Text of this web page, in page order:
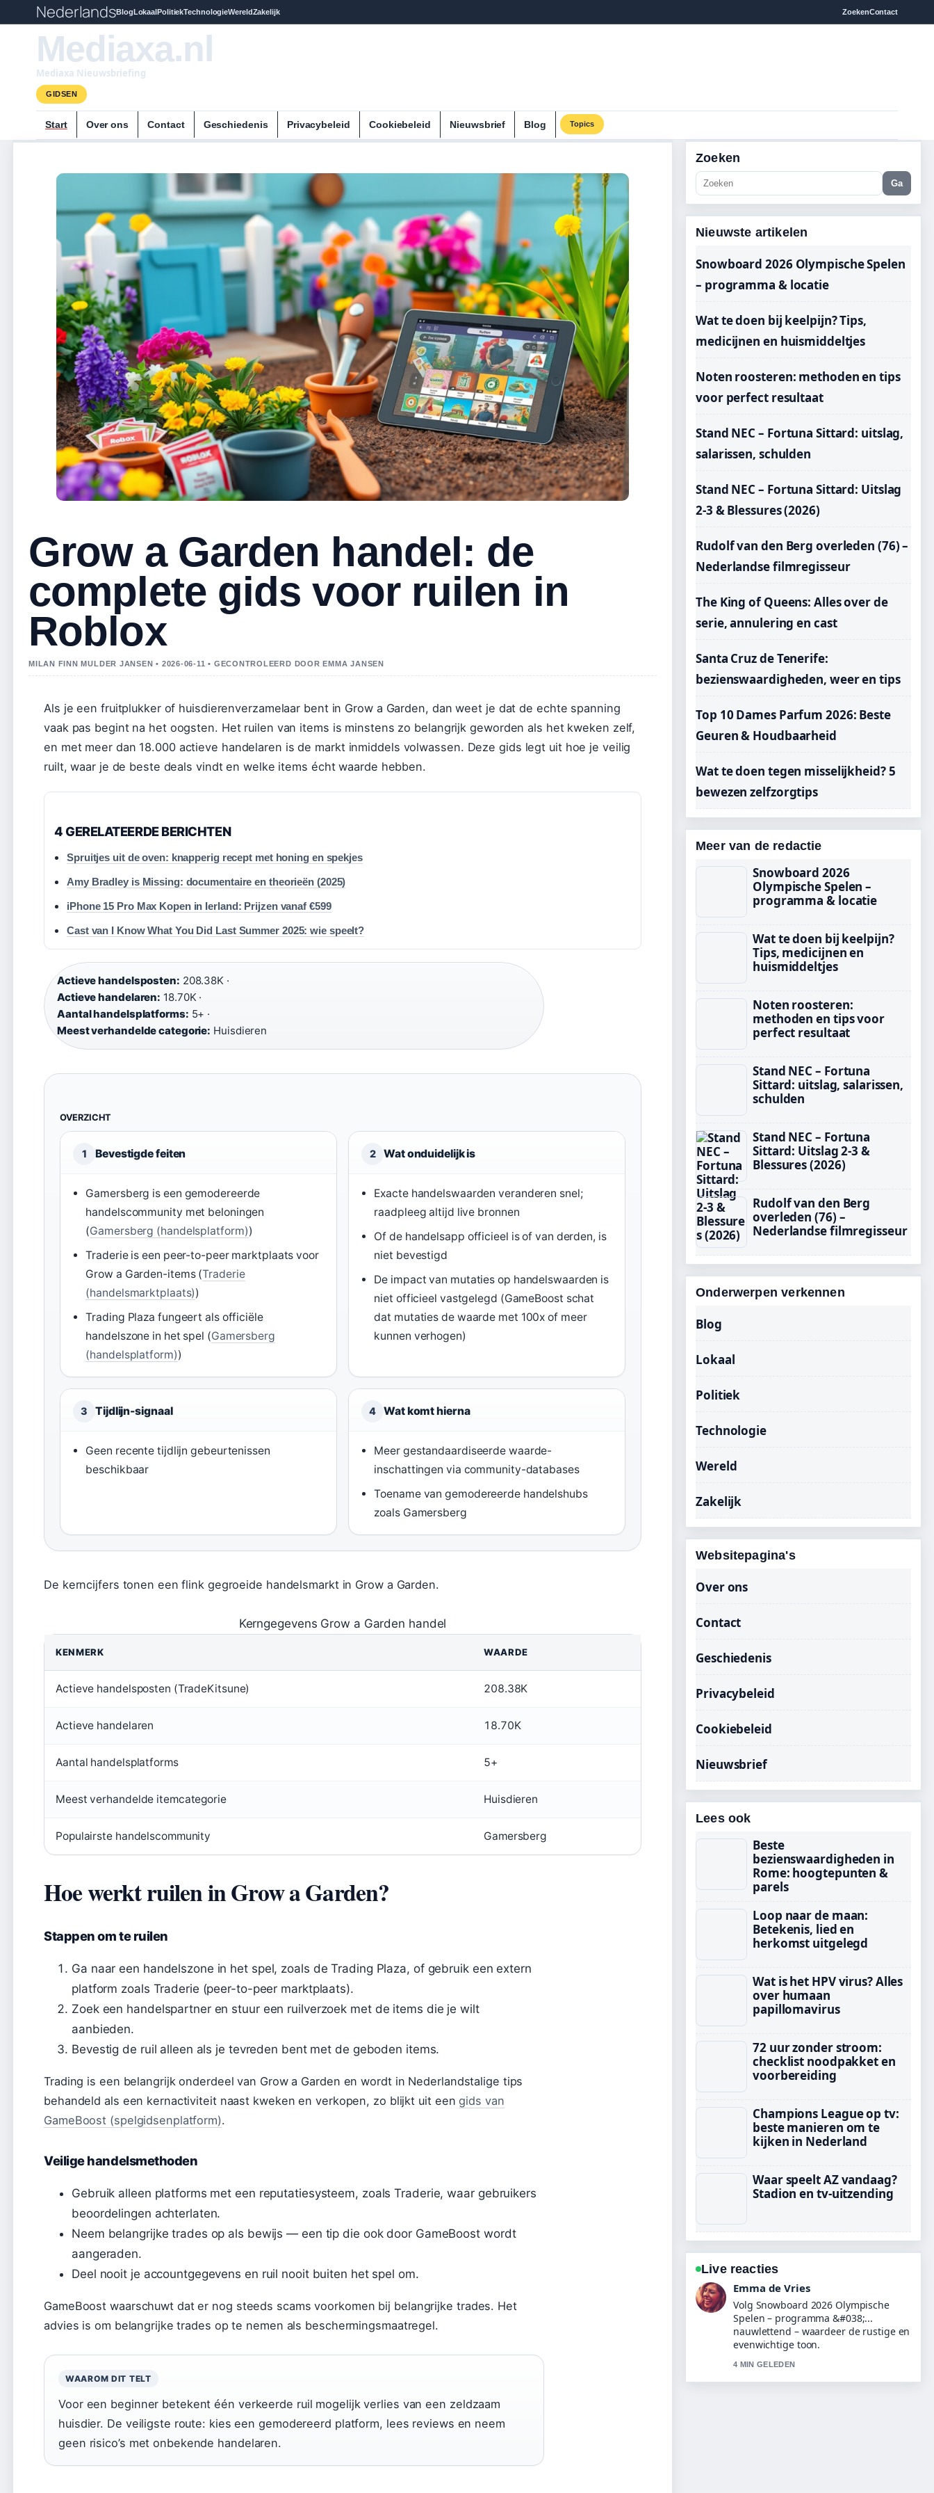
NederlandsBlogLokaalPolitiekTechnologieWereldZakelijk ZoekenContact
Mediaxa.nl
Mediaxa Nieuwsbriefing
GIDSEN
Start Over ons Contact Geschiedenis Privacybeleid Cookiebeleid Nieuwsbrief Blog Topics
Grow a Garden handel: de
complete gids voor ruilen in
Roblox
MILAN FINN MULDER JANSEN • 2026-06-11 • GECONTROLEERD DOOR EMMA JANSEN
Als je een fruitplukker of huisdierenverzamelaar bent in Grow a Garden, dan weet je dat de echte spanning
vaak pas begint na het oogsten. Het ruilen van items is minstens zo belangrijk geworden als het kweken zelf,
en met meer dan 18.000 actieve handelaren is de markt inmiddels volwassen. Deze gids legt uit hoe je veilig
ruilt, waar je de beste deals vindt en welke items écht waarde hebben.
4 GERELATEERDE BERICHTEN
Spruitjes uit de oven: knapperig recept met honing en spekjes
Amy Bradley is Missing: documentaire en theorieën (2025)
iPhone 15 Pro Max Kopen in Ierland: Prijzen vanaf €599
Cast van I Know What You Did Last Summer 2025: wie speelt?
Actieve handelsposten: 208.38K ·
Actieve handelaren: 18.70K ·
Aantal handelsplatforms: 5+ ·
Meest verhandelde categorie: Huisdieren
OVERZICHT
1 Bevestigde feiten
Gamersberg is een gemodereerde
handelscommunity met beloningen
(Gamersberg (handelsplatform))
Traderie is een peer-to-peer marktplaats voor
Grow a Garden-items (Traderie
(handelsmarktplaats))
Trading Plaza fungeert als officiële
handelszone in het spel (Gamersberg
(handelsplatform))
2 Wat onduidelijk is
Exacte handelswaarden veranderen snel;
raadpleeg altijd live bronnen
Of de handelsapp officieel is of van derden, is
niet bevestigd
De impact van mutaties op handelswaarden is
niet officieel vastgelegd (GameBoost schat
dat mutaties de waarde met 100x of meer
kunnen verhogen)
3 Tijdlijn-signaal
Geen recente tijdlijn gebeurtenissen
beschikbaar
4 Wat komt hierna
Meer gestandaardiseerde waarde-
inschattingen via community-databases
Toename van gemodereerde handelshubs
zoals Gamersberg
De kerncijfers tonen een flink gegroeide handelsmarkt in Grow a Garden.
Kerngegevens Grow a Garden handel
KENMERK WAARDE
Actieve handelsposten (TradeKitsune) 208.38K
Actieve handelaren 18.70K
Aantal handelsplatforms 5+
Meest verhandelde itemcategorie Huisdieren
Populairste handelscommunity Gamersberg
Hoe werkt ruilen in Grow a Garden?
Stappen om te ruilen
Ga naar een handelszone in het spel, zoals de Trading Plaza, of gebruik een extern
platform zoals Traderie (peer-to-peer marktplaats).
Zoek een handelspartner en stuur een ruilverzoek met de items die je wilt
aanbieden.
Bevestig de ruil alleen als je tevreden bent met de geboden items.
Trading is een belangrijk onderdeel van Grow a Garden en wordt in Nederlandstalige tips
behandeld als een kernactiviteit naast kweken en verkopen, zo blijkt uit eengids van
GameBoost (spelgidsenplatform).
Veilige handelsmethoden
Gebruik alleen platforms met een reputatiesysteem, zoals Traderie, waar gebruikers
beoordelingen achterlaten.
Neem belangrijke trades op als bewijs — een tip die ook door GameBoost wordt
aangeraden.
Deel nooit je accountgegevens en ruil nooit buiten het spel om.
GameBoost waarschuwt dat er nog steeds scams voorkomen bij belangrijke trades. Het
advies is om belangrijke trades op te nemen als beschermingsmaatregel.
WAAROM DIT TELT
Voor een beginner betekent één verkeerde ruil mogelijk verlies van een zeldzaam
huisdier. De veiligste route: kies een gemodereerd platform, lees reviews en neem
geen risico’s met onbekende handelaren.
Zoeken
Ga
Nieuwste artikelen
Snowboard 2026 Olympische Spelen
– programma & locatie
Wat te doen bij keelpijn? Tips,
medicijnen en huismiddeltjes
Noten roosteren: methoden en tips
voor perfect resultaat
Stand NEC – Fortuna Sittard: uitslag,
salarissen, schulden
Stand NEC – Fortuna Sittard: Uitslag
2-3 & Blessures (2026)
Rudolf van den Berg overleden (76) –
Nederlandse filmregisseur
The King of Queens: Alles over de
serie, annulering en cast
Santa Cruz de Tenerife:
bezienswaardigheden, weer en tips
Top 10 Dames Parfum 2026: Beste
Geuren & Houdbaarheid
Wat te doen tegen misselijkheid? 5
bewezen zelfzorgtips
Meer van de redactie
Snowboard 2026
Olympische Spelen –
programma & locatie
Wat te doen bij keelpijn?
Tips, medicijnen en
huismiddeltjes
Noten roosteren:
methoden en tips voor
perfect resultaat
Stand NEC – Fortuna
Sittard: uitslag, salarissen,
schulden
Stand NEC – Fortuna
Sittard: Uitslag 2-3 &
Blessures (2026)
Rudolf van den Berg
overleden (76) –
Nederlandse filmregisseur
Onderwerpen verkennen
Blog
Lokaal
Politiek
Technologie
Wereld
Zakelijk
Websitepagina's
Over ons
Contact
Geschiedenis
Privacybeleid
Cookiebeleid
Nieuwsbrief
Lees ook
Beste
bezienswaardigheden in
Rome: hoogtepunten &
parels
Loop naar de maan:
Betekenis, lied en
herkomst uitgelegd
Wat is het HPV virus? Alles
over humaan
papillomavirus
72 uur zonder stroom:
checklist noodpakket en
voorbereiding
Champions League op tv:
beste manieren om te
kijken in Nederland
Waar speelt AZ vandaag?
Stadion en tv-uitzending
Live reacties
Noah Jansen
Nuttige context bij Wat te doen bij
keelpijn? Tips, medicijnen.... Houd
deze live-updates alsjeblieft gaande.
6 MIN GELEDEN